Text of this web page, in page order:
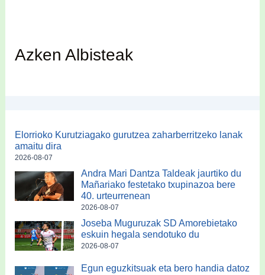
Azken Albisteak
Elorrioko Kurutziagako gurutzea zaharberritzeko lanak
amaitu dira
2026-08-07
Andra Mari Dantza Taldeak jaurtiko du
Mañariako festetako txupinazoa bere
40. urteurrenean
2026-08-07
Joseba Muguruzak SD Amorebietako
eskuin hegala sendotuko du
2026-08-07
Egun eguzkitsuak eta bero handia datoz